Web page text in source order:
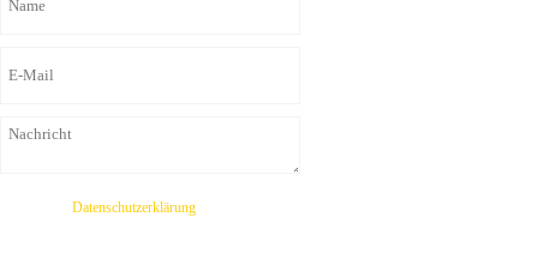
Datenschutzerklärung